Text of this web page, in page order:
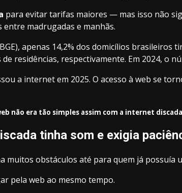
para evitar tarifas maiores — mas isso não
madrugadas e manhãs.
apenas 14,2% dos domicílios brasileiros
residências, respectivamente. Em 2024, o
a internet em 2025. O acesso à web se
não era tão simples assim com a internet discada
tinha som e exigia
obstáculos até para quem já possuía
pela web ao mesmo tempo.